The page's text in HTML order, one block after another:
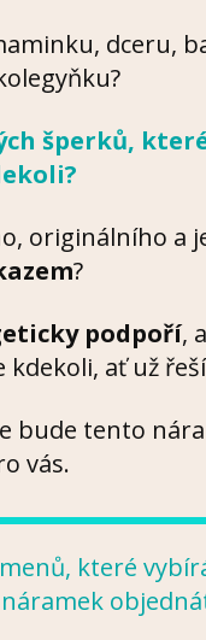
dceru,
šperků,
originálního a
?
podpoří,
ať už
bude tento
vás.
které